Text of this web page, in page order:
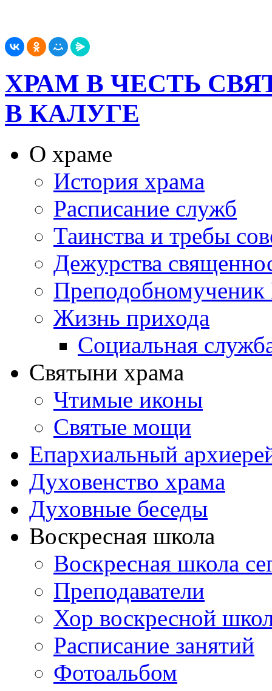
ХРАМ В ЧЕСТЬ
В КАЛУГЕ
О храме
История храма
Расписание служб
Таинства и требы
Дежурства
Жизнь прихода
Социальная
Святыни храма
Чтимые иконы
Святые мощи
Епархиальный
Духовенство храма
Духовные беседы
Воскресная школа
Воскресная школа
Преподаватели
Хор воскресной
Расписание занятий
Фотоальбом